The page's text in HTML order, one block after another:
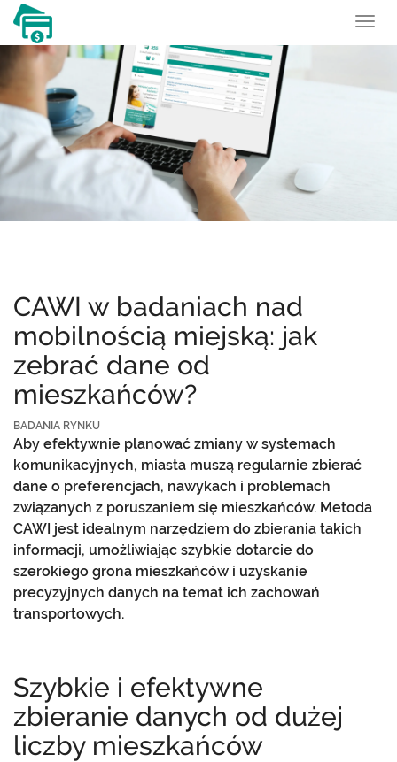
CAWI w badaniach nad
mobilnością miejską: jak
zebrać dane od
mieszkańców?
BADANIA RYNKU
Aby efektywnie planować zmiany w systemach
komunikacyjnych, miasta muszą regularnie zbierać
dane o preferencjach, nawykach i problemach
związanych z poruszaniem się mieszkańców. Metoda
CAWI jest idealnym narzędziem do zbierania takich
informacji, umożliwiając szybkie dotarcie do
szerokiego grona mieszkańców i uzyskanie
precyzyjnych danych na temat ich zachowań
transportowych.
Szybkie i efektywne
zbieranie danych od dużej
liczby mieszkańców